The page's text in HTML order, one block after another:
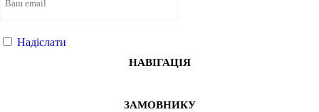
Надіслати
НАВІГАЦІЯ
ЗАМОВНИКУ